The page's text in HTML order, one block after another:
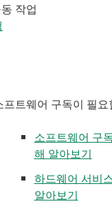
작업
트웨어 구독이 필
소프트웨어 구
해 알아보기
하드웨어 서비
알아보기